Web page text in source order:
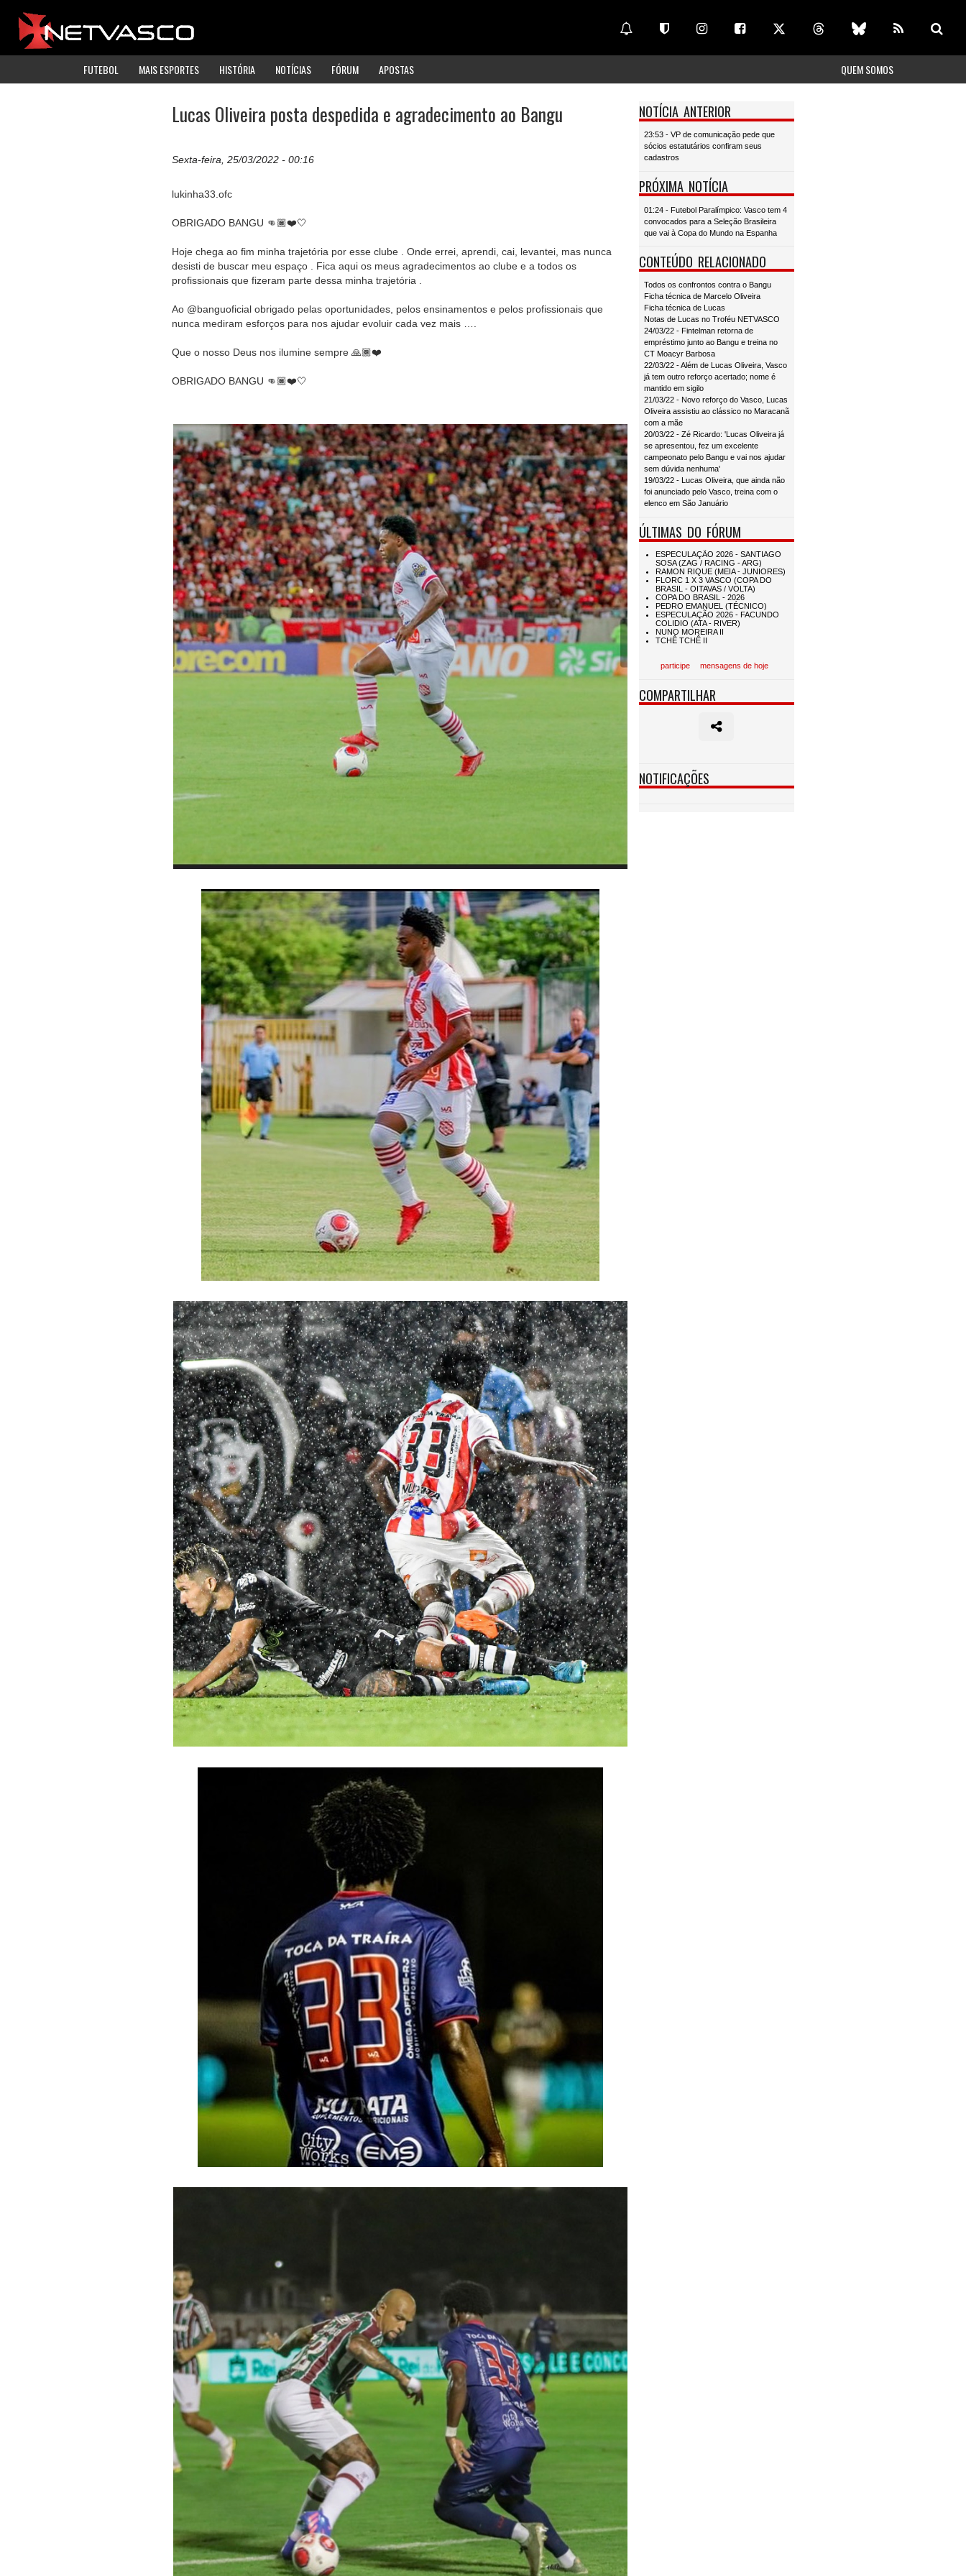
FUTEBOL MAIS ESPORTES HISTÓRIA NOTÍCIAS FÓRUM APOSTAS QUEM SOMOS
Lucas Oliveira posta despedida e agradecimento ao Bangu
Sexta-feira, 25/03/2022 - 00:16
lukinha33.ofc
OBRIGADO BANGU 👊🏾❤️🤍
Hoje chega ao fim minha trajetória por esse clube . Onde errei, aprendi, cai, levantei, mas nunca
desisti de buscar meu espaço . Fica aqui os meus agradecimentos ao clube e a todos os
profissionais que fizeram parte dessa minha trajetória .
Ao @banguoficial obrigado pelas oportunidades, pelos ensinamentos e pelos profissionais que
nunca mediram esforços para nos ajudar evoluir cada vez mais ….
Que o nosso Deus nos ilumine sempre 🙏🏾❤️
OBRIGADO BANGU 👊🏾❤️🤍
NOTÍCIA ANTERIOR
23:53 - VP de comunicação pede que
sócios estatutários confiram seus
cadastros
PRÓXIMA NOTÍCIA
01:24 - Futebol Paralímpico: Vasco tem 4
convocados para a Seleção Brasileira
que vai à Copa do Mundo na Espanha
CONTEÚDO RELACIONADO
Todos os confrontos contra o Bangu
Ficha técnica de Marcelo Oliveira
Ficha técnica de Lucas
Notas de Lucas no Troféu NETVASCO
24/03/22 - Fintelman retorna de
empréstimo junto ao Bangu e treina no
CT Moacyr Barbosa
22/03/22 - Além de Lucas Oliveira, Vasco
já tem outro reforço acertado; nome é
mantido em sigilo
21/03/22 - Novo reforço do Vasco, Lucas
Oliveira assistiu ao clássico no Maracanã
com a mãe
20/03/22 - Zé Ricardo: 'Lucas Oliveira já
se apresentou, fez um excelente
campeonato pelo Bangu e vai nos ajudar
sem dúvida nenhuma'
19/03/22 - Lucas Oliveira, que ainda não
foi anunciado pelo Vasco, treina com o
elenco em São Januário
ÚLTIMAS DO FÓRUM
participe mensagens de hoje
COMPARTILHAR
NOTIFICAÇÕES